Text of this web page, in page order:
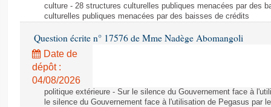
culture - 28 structures culturelles publiques menacées par des
culturelles publiques menacées par des baisses de crédits
Question écrite n° 17576 de Mme Nadège Abomangoli
Date de
dépôt :
04/08/2026
politique extérieure - Sur le silence du Gouvernement face à
le silence du Gouvernement face à l'utilisation de Pegasus par